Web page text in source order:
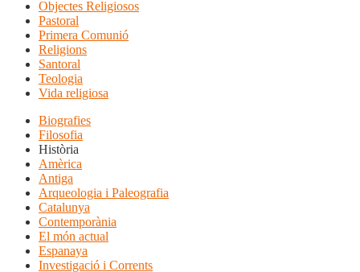
Objectes Religiosos
Pastoral
Primera Comunió
Religions
Santoral
Teologia
Vida religiosa
Biografies
Filosofia
Història
Amèrica
Antiga
Arqueologia i Paleografia
Catalunya
Contemporània
El món actual
Espanaya
Investigació i Corrents